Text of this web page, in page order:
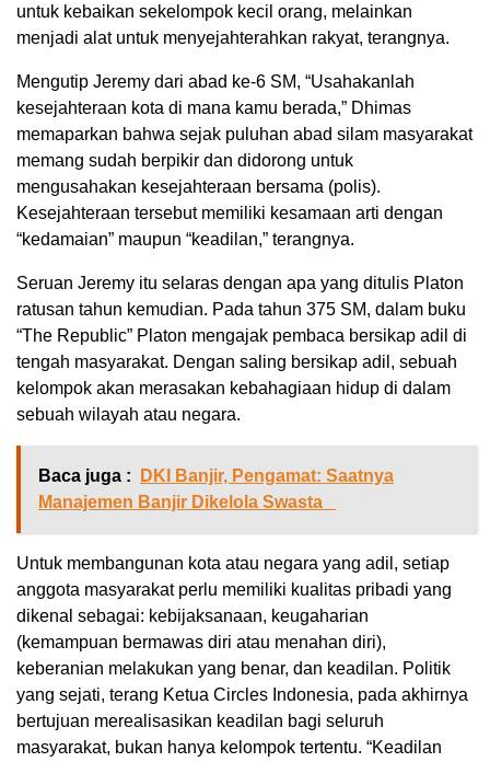
untuk kebaikan sekelompok kecil orang, melainkan
menjadi alat untuk menyejahterahkan rakyat, terangnya.
Mengutip Jeremy dari abad ke-6 SM, “Usahakanlah
kesejahteraan kota di mana kamu berada,” Dhimas
memaparkan bahwa sejak puluhan abad silam masyarakat
memang sudah berpikir dan didorong untuk
mengusahakan kesejahteraan bersama (polis).
Kesejahteraan tersebut memiliki kesamaan arti dengan
“kedamaian” maupun “keadilan,” terangnya.
Seruan Jeremy itu selaras dengan apa yang ditulis Platon
ratusan tahun kemudian. Pada tahun 375 SM, dalam buku
“The Republic” Platon mengajak pembaca bersikap adil di
tengah masyarakat. Dengan saling bersikap adil, sebuah
kelompok akan merasakan kebahagiaan hidup di dalam
sebuah wilayah atau negara.
Baca juga :
DKI Banjir, Pengamat: Saatnya
Manajemen Banjir Dikelola Swasta
Untuk membangunan kota atau negara yang adil, setiap
anggota masyarakat perlu memiliki kualitas pribadi yang
dikenal sebagai: kebijaksanaan, keugaharian
(kemampuan bermawas diri atau menahan diri),
keberanian melakukan yang benar, dan keadilan. Politik
yang sejati, terang Ketua Circles Indonesia, pada akhirnya
bertujuan merealisasikan keadilan bagi seluruh
masyarakat, bukan hanya kelompok tertentu. “Keadilan